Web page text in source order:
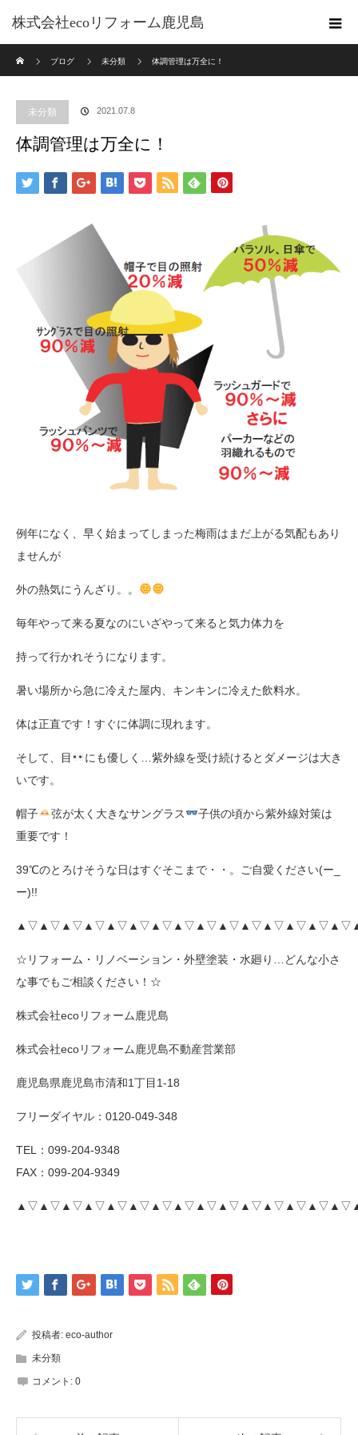
株式会社ecoリフォーム鹿児島
ブログ
未分類 体調管理は万全に！
未分類 2021.07.8
体調管理は万全に！
例年になく、早く始まってしまった梅雨はまだ上がる気配もあり
ませんが
外の熱気にうんざり。。
毎年やって来る夏なのにいざやって来ると気力体力を
持って行かれそうになります。
暑い場所から急に冷えた屋内、キンキンに冷えた飲料水。
体は正直です！すぐに体調に現れます。
そして、目
にも優しく…紫外線を受け続けるとダメージは大き
いです。
帽子 弦が太く大きなサングラス
子供の頃から紫外線対策は
重要です！
39℃のとろけそうな日はすぐそこまで・・。ご自愛ください(ー_
ー)!!
☆リフォーム・リノベーション・外壁塗装・水廻り…どんな小さ
な事でもご相談ください！☆
株式会社ecoリフォーム鹿児島
株式会社ecoリフォーム鹿児島不動産営業部
鹿児島県鹿児島市清和1丁目1-18
フリーダイヤル：0120-049-348
TEL：099-204-9348
FAX：099-204-9349
投稿者: eco-author
未分類
コメント: 0